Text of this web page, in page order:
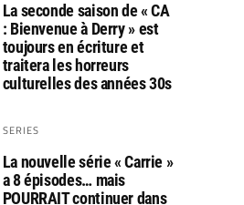
La seconde saison de « CA
: Bienvenue à Derry » est
toujours en écriture et
traitera les horreurs
culturelles des années 30s
SERIES
La nouvelle série « Carrie »
a 8 épisodes… mais
POURRAIT continuer dans